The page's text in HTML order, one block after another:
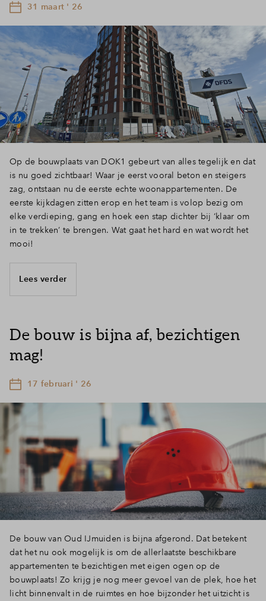
31 maart ' 26
Op de bouwplaats van DOK1 gebeurt van alles tegelijk en dat
is nu goed zichtbaar! Waar je eerst vooral beton en steigers
zag, ontstaan nu de eerste echte woonappartementen. De
eerste kijkdagen zitten erop en het team is volop bezig om
elke verdieping, gang en hoek een stap dichter bij ‘klaar om
in te trekken’ te brengen. Wat gaat het hard en wat wordt het
mooi!
Lees verder
De bouw is bijna af, bezichtigen
mag!
17 februari ' 26
De bouw van Oud IJmuiden is bijna afgerond. Dat betekent
dat het nu ook mogelijk is om de allerlaatste beschikbare
appartementen te bezichtigen met eigen ogen op de
bouwplaats! Zo krijg je nog meer gevoel van de plek, hoe het
licht binnenvalt in de ruimtes en hoe bijzonder het uitzicht is